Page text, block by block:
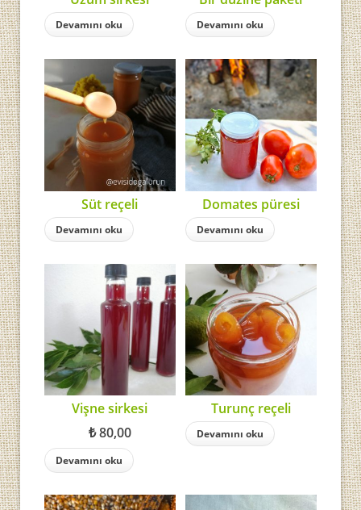
Devamını oku Devamını oku
Süt reçeli
Devamını oku
Domates püresi
Devamını oku
Vişne sirkesi
₺80,00
Devamını oku
Turunç reçeli
Devamını oku